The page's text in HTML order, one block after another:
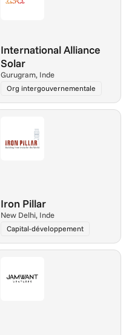
International Alliance
Solar
Gurugram, Inde
Org intergouvernementale
Iron Pillar
New Delhi, Inde
Capital-développement